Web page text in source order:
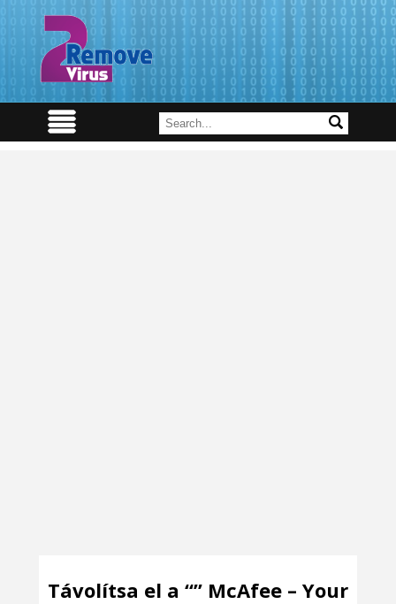
Távolítsa el a “” McAfee – Your